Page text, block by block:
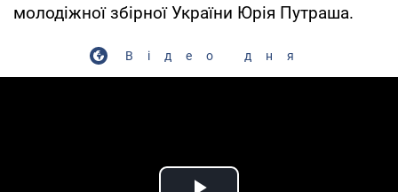
молодіжної збірної України Юрія Путраша.
Відео дня